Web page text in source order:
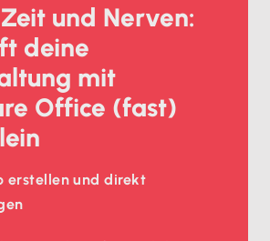
und Nerven:
deine
mit
Office (fast)
erstellen und direkt